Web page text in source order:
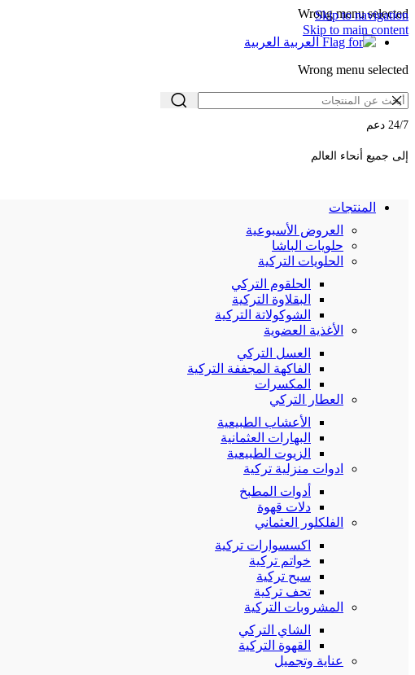
Skip to navigation
Skip to main content
Wrong menu selected
العربية
Wrong menu selected
24/7 دعم
إلى جميع أنحاء العالم
المنتجات
العروض الأسبوعية
حلويات الباشا
الحلويات التركية
الحلقوم التركي
البقلاوة التركية
الشوكولاتة التركية
الأغذية العضوية
العسل التركي
الفاكهة المجففة التركية
المكسرات
العطار التركي
الأعشاب الطبيعية
البهارات العثمانية
الزيوت الطبيعية
ادوات منزلية تركية
أدوات المطبخ
دلات قهوة
الفلكلور العثماني
اكسسوارات تركية
خواتم تركية
سبح تركية
تحف تركية
المشروبات التركية
الشاي التركي
القهوة التركية
عناية وتجميل